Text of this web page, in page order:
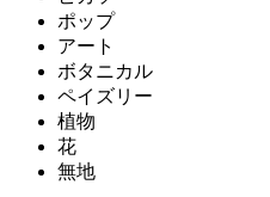
ポップ
アート
ボタニカル
ペイズリー
植物
花
無地